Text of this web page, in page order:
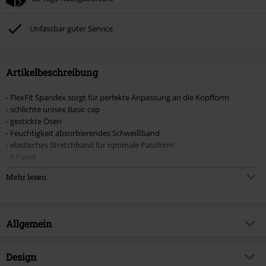
Böhse Onkelz, Broilers, Die Ärzte, Die Toten Hosen, Metality, Gutscheine &
Artikel, die einen Spendenbeitrag beinhalten.
Unfassbar guter Service
Artikelbeschreibung
- FlexFit Spandex sorgt für perfekte Anpassung an die Kopfform
- schlichte unisex Basic cap
- gestickte Ösen
- Feuchtigkeit absorbierendes Schweißband
- elastisches Stretchband für optimale Passform
- 6 Panel
Mehr lesen
Allgemein
Artikelnummer:
Design